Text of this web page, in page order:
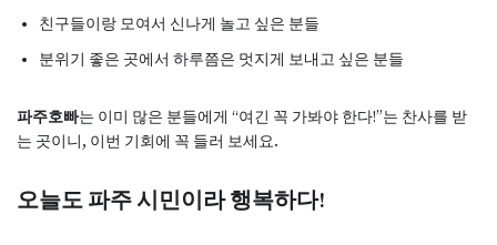
친구들이랑 모여서 신나게 놀고 싶은 분들
분위기 좋은 곳에서 하루쯤은 멋지게 보내고 싶은 분들
파주호빠는 이미 많은 분들에게 “여긴 꼭 가봐야 한다!”는 찬사를 받
는 곳이니, 이번 기회에 꼭 들러 보세요.
오늘도 파주 시민이라 행복하다!